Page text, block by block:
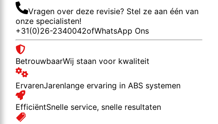
Vragen over deze revisie? Stel ze aan één van
onze specialisten!
+31(0)26-2340042ofWhatsApp Ons
BetrouwbaarWij staan voor kwaliteit
ErvarenJarenlange ervaring in ABS systemen
EfficiëntSnelle service, snelle resultaten